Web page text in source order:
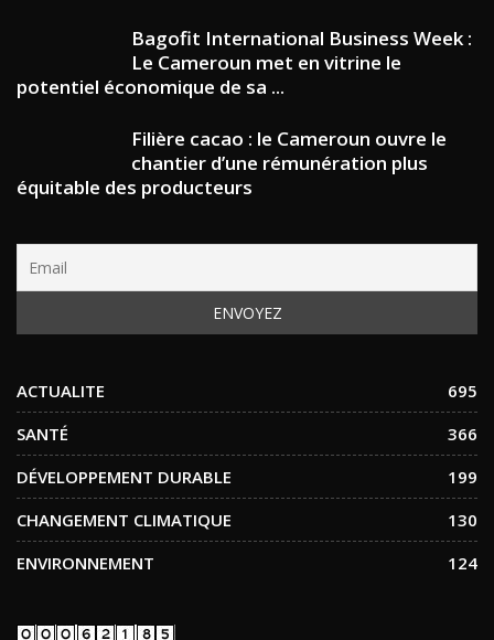
Bagofit International Business Week :
Le Cameroun met en vitrine le
potentiel économique de sa ...
Filière cacao : le Cameroun ouvre le
chantier d’une rémunération plus
équitable des producteurs
ACTUALITE
695
SANTÉ
366
DÉVELOPPEMENT DURABLE
199
CHANGEMENT CLIMATIQUE
130
ENVIRONNEMENT
124